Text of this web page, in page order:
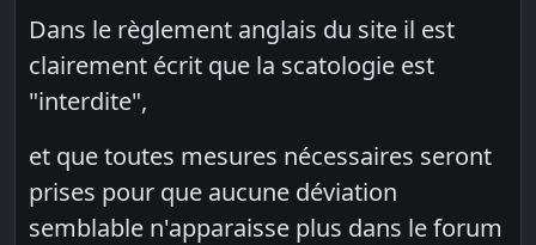
Dans le règlement anglais du site il est
clairement écrit que la scatologie est
"interdite",
et que toutes mesures nécessaires seront
prises pour que aucune déviation
semblable n'apparaisse plus dans le forum